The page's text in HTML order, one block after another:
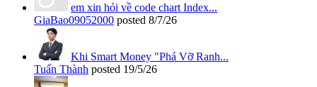
em xin hỏi về code chart Index...
GiaBao09052000 posted 8/7/26
Khi Smart Money "Phá Vỡ Ranh...
Tuấn Thành posted 19/5/26